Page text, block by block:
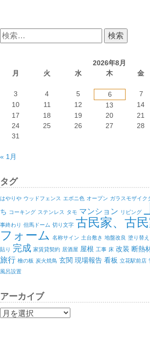
検
索:
2026年8月
月
火 水 木 金
3
4 5 6 7
10
11 12 13 14
17
18 19 20 21
24
25 26 27 28
31
« 1月
タグ
はやりや ウッドフェンス エボニ色 オープン ガラスモザイク
ち コーキング ステンレス タモ マンション リビング
事終わり 但馬ドーム 切り文字 古民家、古
フォーム 名称サイン 土台敷き 地盤改良 塗り替え
貼り 完成 家賃貸契約 居酒屋 屋根 工事 床 改装 断熱
旅行 檜の板 炭火焼鳥 玄関 現場報告 看板 立花駅前店
風呂設置
アーカイブ
ア